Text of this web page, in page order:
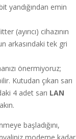
yandığından emin
(ayırıcı) cihazının
arkasındaki tek gri
önermiyoruz;
Kutudan çıkan sarı
4 adet sarı LAN
başladığını,